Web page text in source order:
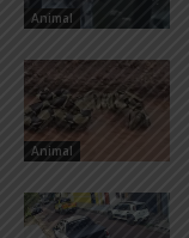
Animal
Animal